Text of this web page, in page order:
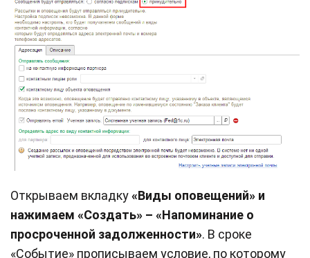
Открываем вкладку«Виды оповещений» и
нажимаем «Создать» – «Напоминание о
просроченной задолженности». В сроке
«Событие» прописываем условие, по которому